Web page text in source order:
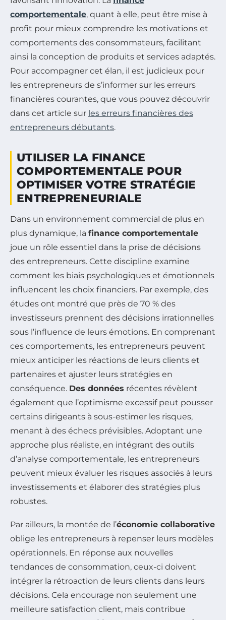
comportementale, quant à elle, peut être mise à
profit pour mieux comprendre les motivations et
comportements des consommateurs, facilitant
ainsi la conception de produits et services adaptés.
Pour accompagner cet élan, il est judicieux pour
les entrepreneurs de s’informer sur les erreurs
financières courantes, que vous pouvez découvrir
dans cet article sur les erreurs financières des
entrepreneurs débutants.
UTILISER LA FINANCE
COMPORTEMENTALE POUR
OPTIMISER VOTRE STRATÉGIE
ENTREPRENEURIALE
Dans un environnement commercial de plus en
plus dynamique, la finance comportementale
joue un rôle essentiel dans la prise de décisions
des entrepreneurs. Cette discipline examine
comment les biais psychologiques et émotionnels
influencent les choix financiers. Par exemple, des
études ont montré que près de 70 % des
investisseurs prennent des décisions irrationnelles
sous l’influence de leurs émotions. En comprenant
ces comportements, les entrepreneurs peuvent
mieux anticiper les réactions de leurs clients et
partenaires et ajuster leurs stratégies en
conséquence. Des données récentes révèlent
également que l’optimisme excessif peut pousser
certains dirigeants à sous-estimer les risques,
menant à des échecs prévisibles. Adoptant une
approche plus réaliste, en intégrant des outils
d’analyse comportementale, les entrepreneurs
peuvent mieux évaluer les risques associés à leurs
investissements et élaborer des stratégies plus
robustes.
Par ailleurs, la montée de l’économie collaborative
oblige les entrepreneurs à repenser leurs modèles
opérationnels. En réponse aux nouvelles
tendances de consommation, ceux-ci doivent
intégrer la rétroaction de leurs clients dans leurs
décisions. Cela encourage non seulement une
meilleure satisfaction client, mais contribue